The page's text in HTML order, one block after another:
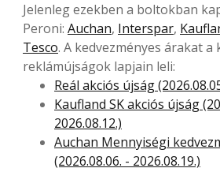
Jelenleg ezekben a boltokban
Peroni: Auchan, Interspar,
Tesco. A kedvezményes árakat a
reklámújságok lapjain leli:
Reál akciós újság
Kaufland SK akciós újság
2026.08.12.)
Auchan Mennyiségi
(2026.08.06. - 2026.08.19.)